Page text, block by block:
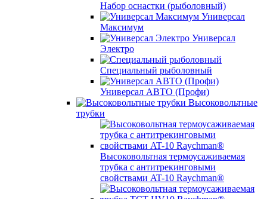
Набор оснастки (рыболовный)
Универсал
Максимум
Универсал
Электро
Специальный рыболовный
Универсал АВТО (Профи)
Высоковольтные
трубки
Высоковольтная термоусаживаемая
трубка с антитрекинговыми
свойствами AT-10 Raychman®